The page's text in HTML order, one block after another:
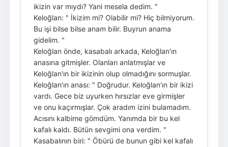
ikizin var mıydı? Yani mesela dedim. "
Keloğlan: " İkizim mi? Olabilir mi? Hiç bilmiyorum.
Bu işi bilse bilse anam bilir. Buyrun anama
gidelim. "
Keloğlan önde, kasabalı arkada, Keloğlan'ın
anasına gitmişler. Olanları anlatmışlar ve
Keloğlan'ın bir ikizinin olup olmadığını sormuşlar.
Keloğlan'ın anası: " Doğrudur. Keloğlan'ın bir ikizi
vardı. Gece biz uyurken hırsızlar eve girmişler
ve onu kaçırmışlar. Çok aradım izini bulamadım.
Acısını kalbime gömdüm. Yanımda bir bu kel
kafalı kaldı. Bütün sevgimi ona verdim. "
Kasabalının biri: " Öbürü de bunun gibi kel kafalı